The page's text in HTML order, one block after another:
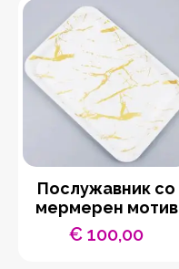
Послужавник со
мермерен мотив
€ 100,00